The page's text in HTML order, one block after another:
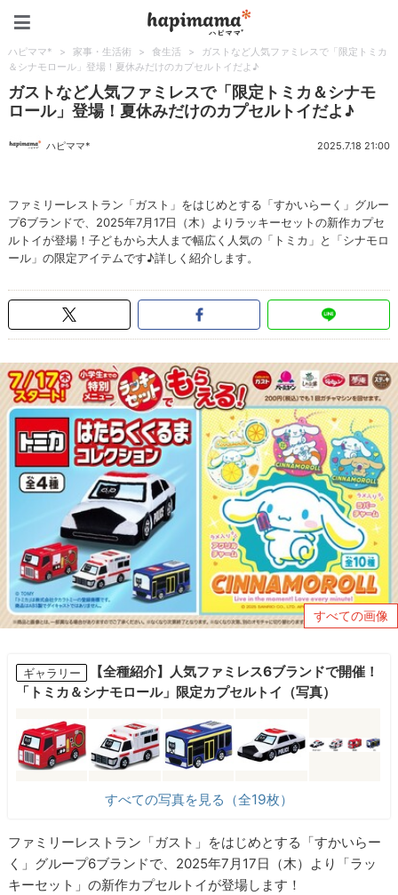
ハピママ* > 家事・生活術 > 食生活 >
ガストなど人気ファミレスで「限定トミカ
＆シナモロール」登場！夏休みだけのカプセルトイだよ♪
ガストなど人気ファミレスで「限定トミカ＆シナモ
ロール」登場！夏休みだけのカプセルトイだよ♪
ハピママ* 2025.7.18 21:00
ファミリーレストラン「ガスト」をはじめとする「すかいらーく」グルー
プ6ブランドで、2025年7月17日（木）よりラッキーセットの新作カプセ
ルトイが登場！子どもから大人まで幅広く人気の「トミカ」と「シナモロ
ール」の限定アイテムです♪詳しく紹介します。
すべての画像
ギャラリー
【全種紹介】人気ファミレス6ブランドで開催！
「トミカ＆シナモロール」限定カプセルトイ（写真）
すべての写真を見る（全19枚）
ファミリーレストラン「ガスト」をはじめとする「すかいらー
く」グループ6ブランドで、2025年7月17日（木）より「ラッ
キーセット」の新作カプセルトイが登場します！